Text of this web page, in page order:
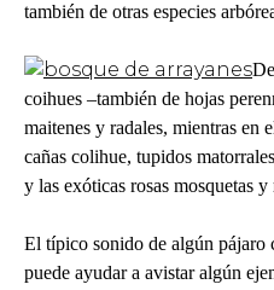
también de otras especies
coihues –también de hojas
maitenes y radales, mientras en
cañas colihue, tupidos
y las exóticas rosas mosquetas y
El típico sonido de algún pájaro
puede ayudar a avistar algún